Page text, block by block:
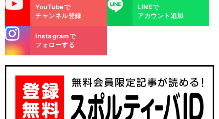
YouTubeで
チャンネル登録
LINE
LINEで
アカウント追加
m
Instagramで
フォローする